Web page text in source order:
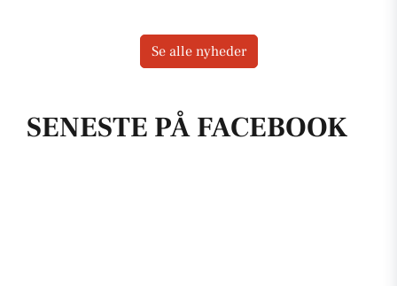
SENESTE PÅ FACEBOOK
Se alle nyheder